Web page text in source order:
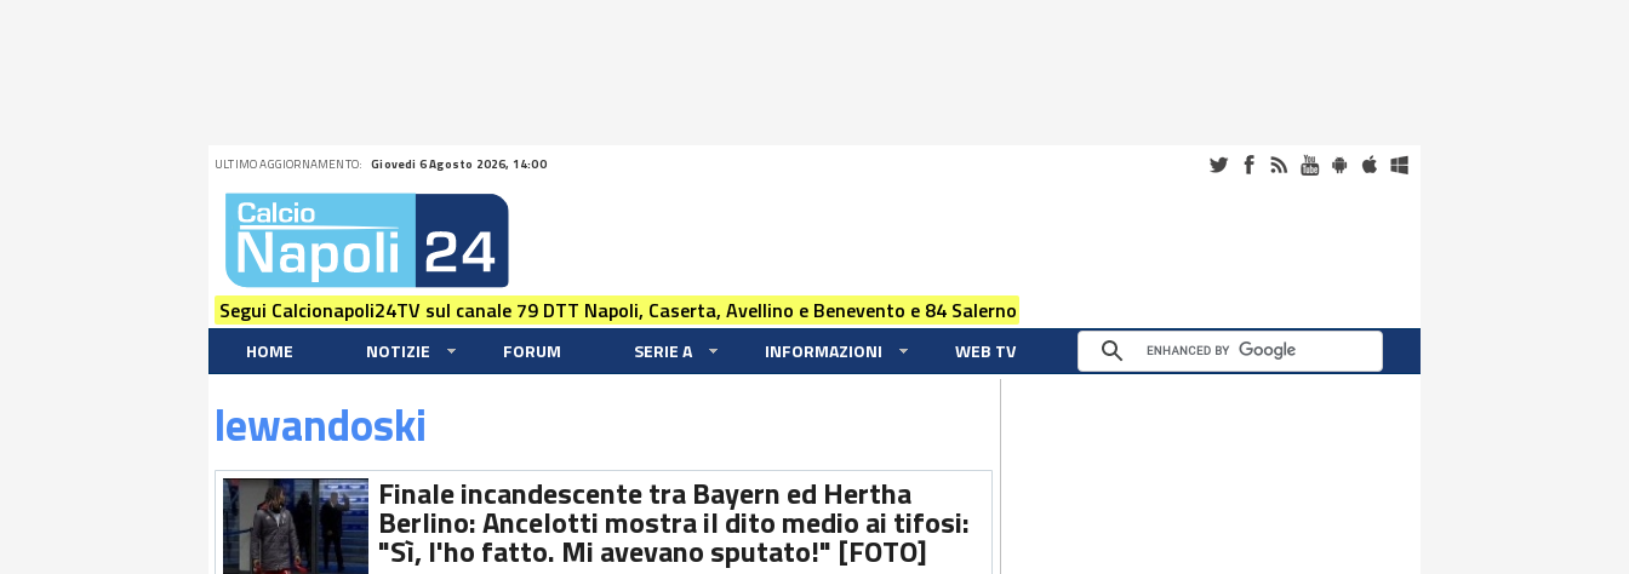
ULTIMO AGGIORNAMENTO: Giovedi 6 Agosto 2026, 14:00
Segui Calcionapoli24TV sul canale 79 DTT Napoli, Caserta, Avellino e Benevento e 84 Salerno
HOME NOTIZIE FORUM SERIE A INFORMAZIONI WEB TV
lewandoski
Finale incandescente tra Bayern ed Hertha
Berlino: Ancelotti mostra il dito medio ai tifosi:
"Sì, l'ho fatto. Mi avevano sputato!" [FOTO]